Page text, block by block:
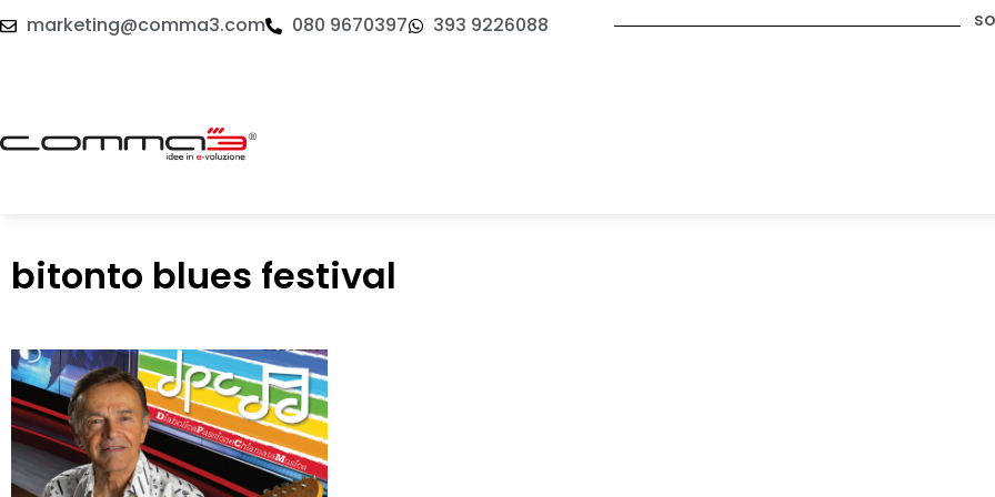
marketing@comma3.com 080 9670397 393 9226088
bitonto blues festival